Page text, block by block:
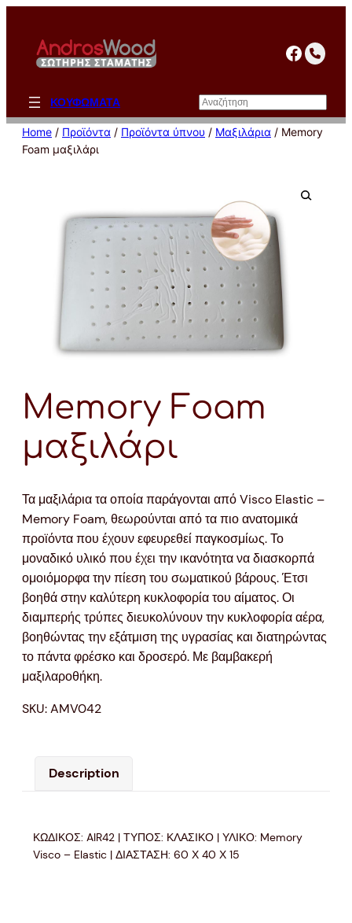
περιεχόμενο
ΚΟΥΦΩΜΑΤΑ Αναζήτηση
Home / Προϊόντα / Προϊόντα ύπνου / Μαξιλάρια / Memory
Foam μαξιλάρι
Memory Foam
μαξιλάρι
Τα μαξιλάρια τα οποία παράγονται από Visco Elastic –
Memory Foam, θεωρούνται από τα πιο ανατομικά
προϊόντα που έχουν εφευρεθεί παγκοσμίως. Το
μοναδικό υλικό που έχει την ικανότητα να διασκορπά
ομοιόμορφα την πίεση του σωματικού βάρους. Έτσι
βοηθά στην καλύτερη κυκλοφορία του αίματος. Οι
διαμπερής τρύπες διευκολύνουν την κυκλοφορία αέρα,
βοηθώντας την εξάτμιση της υγρασίας και διατηρώντας
το πάντα φρέσκο και δροσερό. Με βαμβακερή
μαξιλαροθήκη.
SKU:AMV042
Description
ΚΩΔΙΚΟΣ: AIR42 | ΤΥΠΟΣ: ΚΛΑΣΙΚΟ | ΥΛΙΚΟ: Memory
Visco – Elastic | ΔΙΑΣΤΑΣΗ: 60 Χ 40 Χ 15